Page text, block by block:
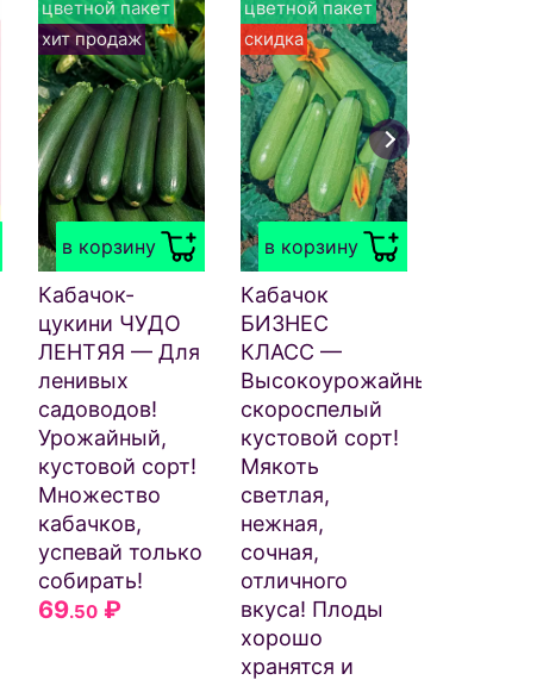
в корзину
цветной пакет
хит продаж
Кабачок-
цукини ЧУДО
ЛЕНТЯЯ — Для
ленивых
садоводов!
Урожайный,
кустовой сорт!
Множество
кабачков,
успевай только
собирать!
69.50₽
в корзину
цветной пакет
скидка
Кабачок
БИЗНЕС
КЛАСС —
Высокоурожайный
скороспелый
кустовой сорт!
Мякоть
светлая,
нежная,
сочная,
отличного
вкуса! Плоды
хорошо
хранятся и